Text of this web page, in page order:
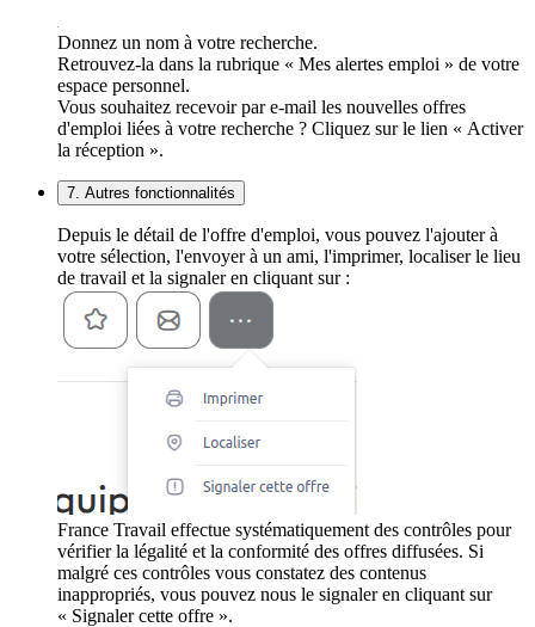
Donnez un nom à votre recherche.
Retrouvez-la dans la rubrique « Mes alertes emploi » de votre
espace personnel.
Vous souhaitez recevoir par e-mail les nouvelles offres
d'emploi liées à votre recherche ? Cliquez sur le lien « Activer
la réception ».
7. Autres fonctionnalités
Depuis le détail de l'offre d'emploi, vous pouvez l'ajouter à
votre sélection, l'envoyer à un ami, l'imprimer, localiser le lieu
de travail et la signaler en cliquant sur :
France Travail effectue systématiquement des contrôles pour
vérifier la légalité et la conformité des offres diffusées. Si
malgré ces contrôles vous constatez des contenus
inappropriés, vous pouvez nous le signaler en cliquant sur
« Signaler cette offre ».